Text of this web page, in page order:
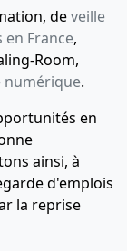
deveille
France,
Room,
numérique.
en
ainsi, à
d'emplois
la reprise